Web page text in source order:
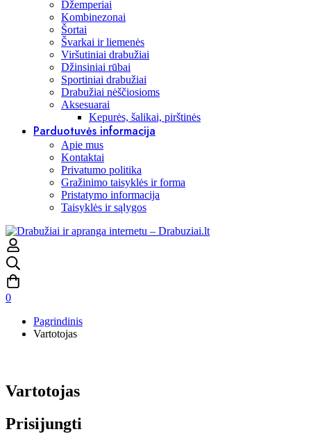
Džemperiai
Kombinezonai
Šortai
Švarkai ir liemenės
Viršutiniai drabužiai
Džinsiniai rūbai
Sportiniai drabužiai
Drabužiai nėščiosioms
Aksesuarai
Kepurės, šalikai, pirštinės
Parduotuvės informacija
Apie mus
Kontaktai
Privatumo politika
Gražinimo taisyklės ir forma
Pristatymo informacija
Taisyklės ir sąlygos
0
Pagrindinis
Vartotojas
Vartotojas
Prisijungti